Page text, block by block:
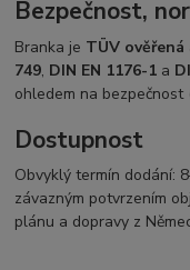
Bezpečnost,
Branka je TÜV ověřená
749, DIN EN 1176-1 a
ohledem na bezpečnost
Dostupnost
Obvyklý termín dodání:
závazným potvrzením
plánu a dopravy z